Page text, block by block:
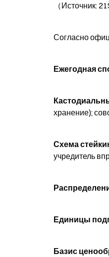
（Источник:
Согласно
Ежегодная
хранение);
Схема
учредитель
Единицы
Базис